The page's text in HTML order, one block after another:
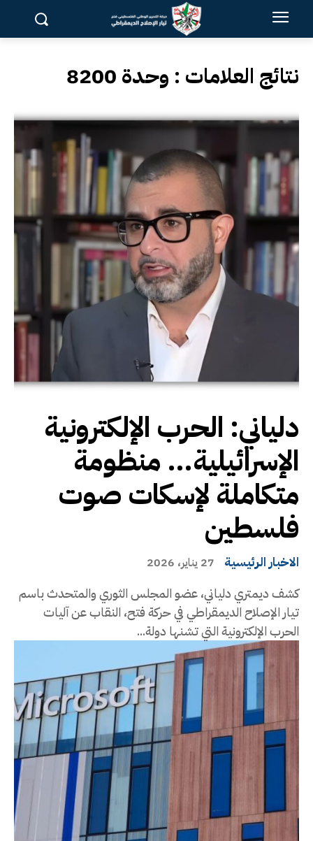
نتائج العلامات : وحدة 8200
دلياني: الحرب الإلكترونية
الإسرائيلية… منظومة
متكاملة لإسكات صوت
فلسطين
الاخبار الرئيسية 27 يناير، 2026
كشف ديمتري دلياني، عضو المجلس الثوري والمتحدث باسم
تيار الإصلاح الديمقراطي في حركة فتح، النقاب عن آليات
الحرب الإلكترونية التي تشنها دولة...